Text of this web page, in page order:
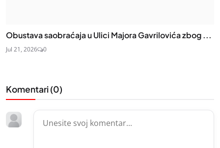
Obustava saobraćaja u Ulici Majora Gavrilovića zbog ...
Jul 21, 2026 0
Komentari (0)